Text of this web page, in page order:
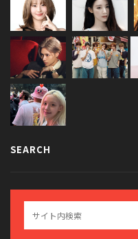
SEARCH